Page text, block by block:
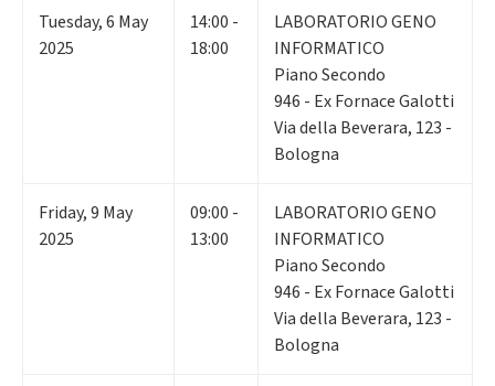
Tuesday,6 May
2025
14:00 -
18:00
LABORATORIO GENO
INFORMATICO
Piano Secondo
946 - Ex Fornace Galotti
Via della Beverara, 123 -
Bologna
Friday,9 May
2025
09:00 -
13:00
LABORATORIO GENO
INFORMATICO
Piano Secondo
946 - Ex Fornace Galotti
Via della Beverara, 123 -
Bologna